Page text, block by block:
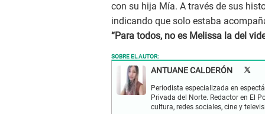
con su hija Mía. A través de sus
indicando que solo estaba
“Para todos, no es Melissa la del
SOBRE EL AUTOR:
ANTUANE CALDERÓN
Periodista especializada en
Privada del Norte. Redactor en El
cultura, redes sociales, cine y